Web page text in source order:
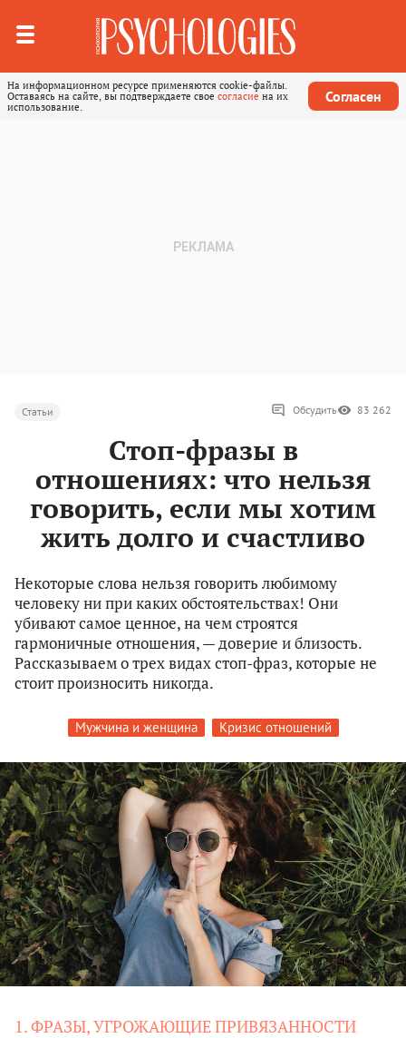
На информационном ресурсе применяются cookie-файлы.
Оставаясь на сайте, вы подтверждаете свое согласие на их
использование.
Согласен
Статьи Обсудить 83 262
Стоп-фразы в
отношениях: что нельзя
говорить, если мы хотим
жить долго и счастливо
Некоторые слова нельзя говорить любимому
человеку ни при каких обстоятельствах! Они
убивают самое ценное, на чем строятся
гармоничные отношения, — доверие и близость.
Рассказываем о трех видах стоп-фраз, которые не
стоит произносить никогда.
Мужчина и женщина Кризис отношений
1. ФРАЗЫ, УГРОЖАЮЩИЕ ПРИВЯЗАННОСТИ